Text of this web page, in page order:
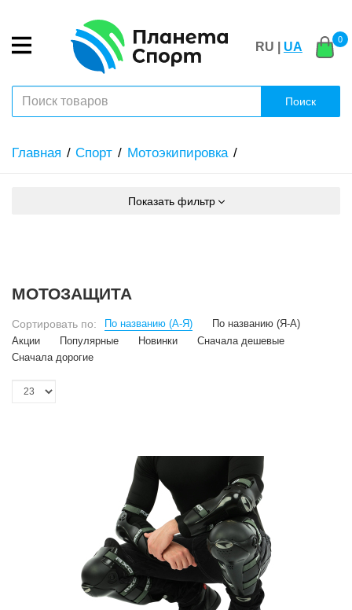
RU | UA
0
Поиск
Главная Спорт Мотоэкипировка
Показать фильтр
МОТОЗАЩИТА
Сортировать по: По названию (А-Я)
По названию (Я-А)
Акции
Популярные Новинки
Сначала дешевые
Сначала дорогие